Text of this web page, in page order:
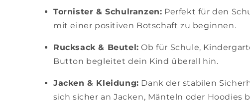
Tornister & Schulranzen: Perfekt für den
mit einer positiven Botschaft zu beginnen.
Rucksack & Beutel: Ob für Schule,
Button begleitet dein Kind überall hin.
Jacken & Kleidung: Dank der stabilen
sich sicher an Jacken, Mänteln oder Hoodies